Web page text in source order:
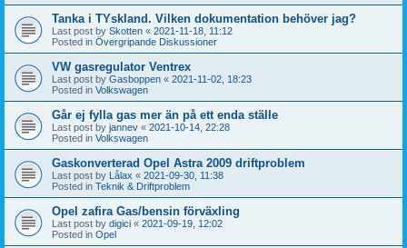
Tanka i TYskland. Vilken dokumentation behöver jag?
Last post by Skotten « 2021-11-18, 11:12
Posted in Övergripande Diskussioner
VW gasregulator Ventrex
Last post by Gasboppen « 2021-11-02, 18:23
Posted in Volkswagen
Går ej fylla gas mer än på ett enda ställe
Last post by jannev « 2021-10-14, 22:28
Posted in Volkswagen
Gaskonverterad Opel Astra 2009 driftproblem
Last post by Lålax « 2021-09-30, 11:38
Posted in Teknik & Driftproblem
Opel zafira Gas/bensin förväxling
Last post by digici « 2021-09-19, 12:02
Posted in Opel